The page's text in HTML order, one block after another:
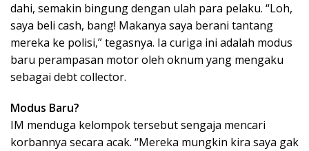
dahi, semakin bingung dengan ulah para pelaku. “Loh,
saya beli cash, bang! Makanya saya berani tantang
mereka ke polisi,” tegasnya. Ia curiga ini adalah modus
baru perampasan motor oleh oknum yang mengaku
sebagai debt collector.
Modus Baru?
IM menduga kelompok tersebut sengaja mencari
korbannya secara acak. “Mereka mungkin kira saya gak